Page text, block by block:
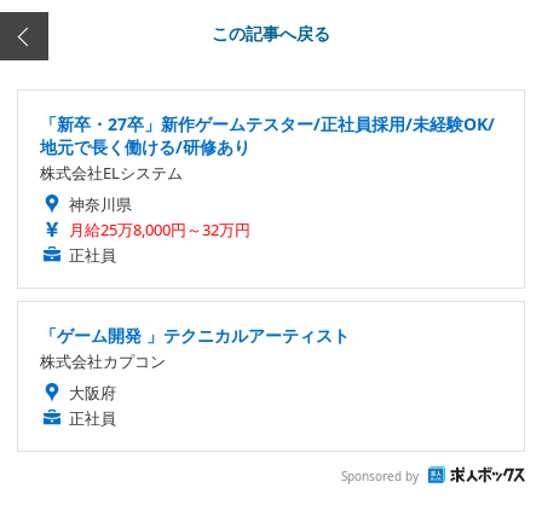
この記事へ戻る
「新卒・27卒」新作ゲームテスター/正社員採用/未経験OK/
地元で長く働ける/研修あり
株式会社ELシステム
神奈川県
月給25万8,000円～32万円
正社員
「ゲーム開発 」テクニカルアーティスト
株式会社カプコン
大阪府
正社員
Sponsored by